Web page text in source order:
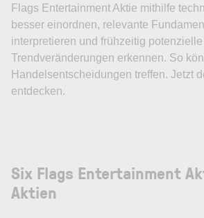
Flags Entertainment Aktie mithilfe
besser einordnen, relevante
interpretieren und frühzeitig potenzielle
Trendveränderungen erkennen. So
Handelsentscheidungen treffen. Jetzt
entdecken.
Six Flags Entertainment
Aktien